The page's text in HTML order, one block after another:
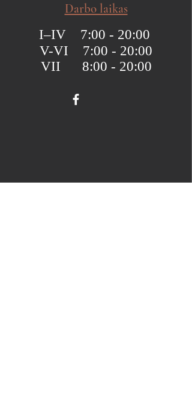
Darbo laikas
I–IV 7:00 - 20:00
V-VI 7:00 - 20:00
VII 8:00 - 20:00